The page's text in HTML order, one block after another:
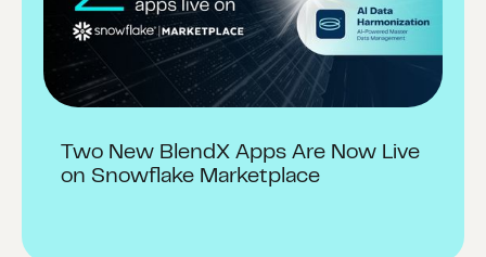
Two New BlendX Apps Are Now Live
on Snowflake Marketplace